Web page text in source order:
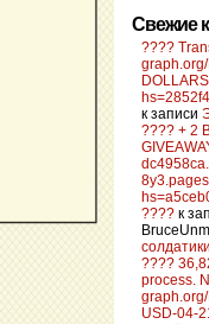
Свежие
????
к записи
???? + 2
???? к
????
process.
USD-04-